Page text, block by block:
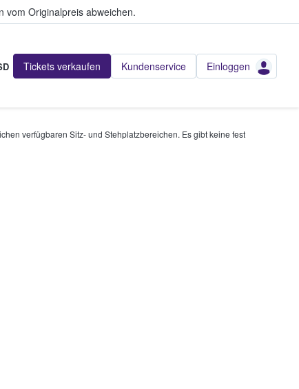
vom Originalpreis abweichen.
Tickets verkaufen Kundenservice Einloggen
verfügbaren Sitz- und Stehplatzbereichen. Es gibt keine fest